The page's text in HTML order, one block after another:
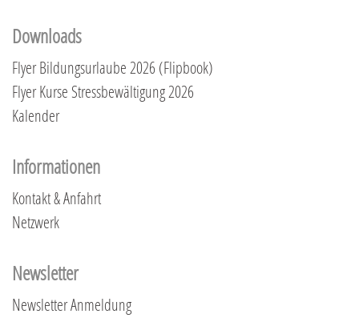
Downloads
Flyer Bildungsurlaube 2026 (Flipbook)
Flyer Kurse Stressbewältigung 2026
Kalender
Informationen
Kontakt & Anfahrt
Netzwerk
Newsletter
Newsletter Anmeldung